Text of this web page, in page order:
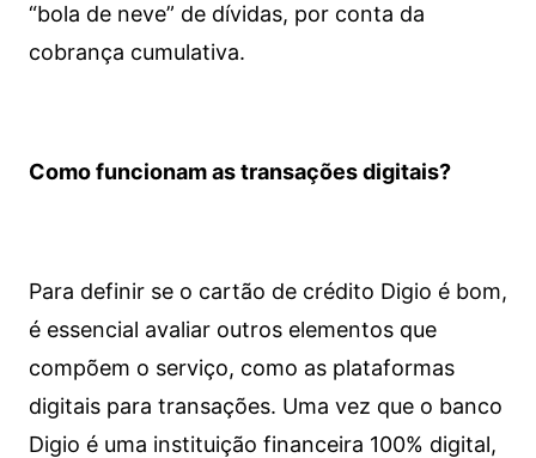
“bola de neve” de dívidas, por conta da
cobrança cumulativa.
Como funcionam as transações digitais?
Para definir se o cartão de crédito Digio é bom,
é essencial avaliar outros elementos que
compõem o serviço, como as plataformas
digitais para transações. Uma vez que o banco
Digio é uma instituição financeira 100% digital,